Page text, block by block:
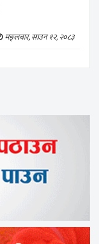
मङ्लबार, साउन १२, २०८३